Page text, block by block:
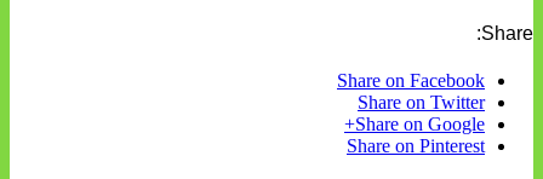
Share:
Share on Facebook
Share on Twitter
Share on Google+
Share on Pinterest